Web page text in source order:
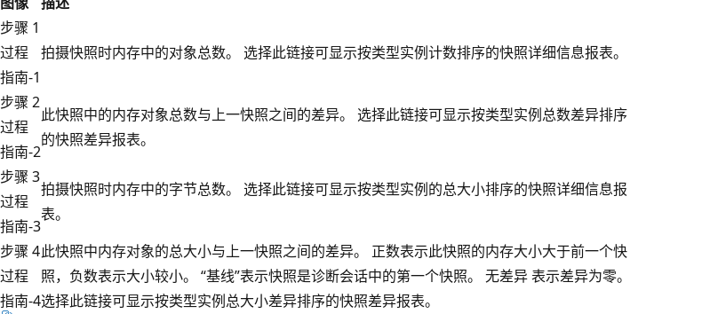
步骤 1
过程
指南-1
拍摄快照时内存中的对象总数。 选择此链接可显示按类型实例计数排序的快照详细信息报表。
步骤 2
过程
指南-2
此快照中的内存对象总数与上一快照之间的差异。 选择此链接可显示按类型实例总数差异排序
的快照差异报表。
步骤 3
过程
指南-3
拍摄快照时内存中的字节总数。 选择此链接可显示按类型实例的总大小排序的快照详细信息报
表。
步骤 4
过程
指南-4
此快照中内存对象的总大小与上一快照之间的差异。 正数表示此快照的内存大小大于前一个快
照，负数表示大小较小。 “基线”表示快照是诊断会话中的第一个快照。 无差异 表示差异为零。
选择此链接可显示按类型实例总大小差异排序的快照差异报表。